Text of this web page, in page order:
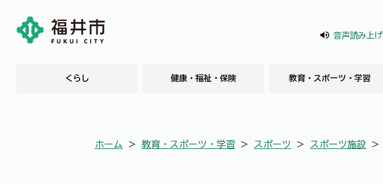
音声読み上げ
くらし 健康・福祉・保険 教育・スポーツ・学習
ホーム ＞ 教育・スポーツ・学習 ＞ スポーツ ＞ スポーツ施設 ＞